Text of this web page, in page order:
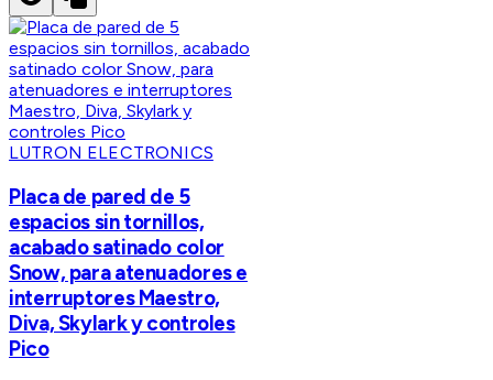
LUTRON ELECTRONICS
Placa de pared de 5
espacios sin tornillos,
acabado satinado color
Snow, para atenuadores e
interruptores Maestro,
Diva, Skylark y controles
Pico